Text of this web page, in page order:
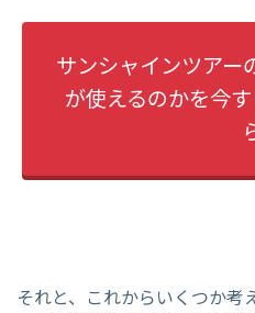
サンシャインツア
が使えるのかを今
それと、これからいくつか考